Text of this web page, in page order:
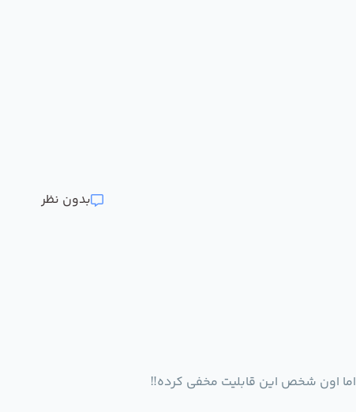
بدون نظر
اما اون شخص این قابلیت مخفی کرده‼️